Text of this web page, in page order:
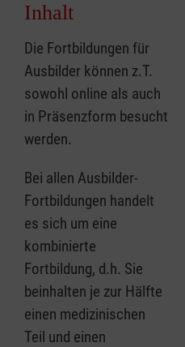
Inhalt
Die Fortbildungen für
Ausbilder können z.T.
sowohl online als auch
in Präsenzform besucht
werden.
Bei allen Ausbilder-
Fortbildungen handelt
es sich um eine
kombinierte
Fortbildung, d.h. Sie
beinhalten je zur Hälfte
einen medizinischen
Teil und einen